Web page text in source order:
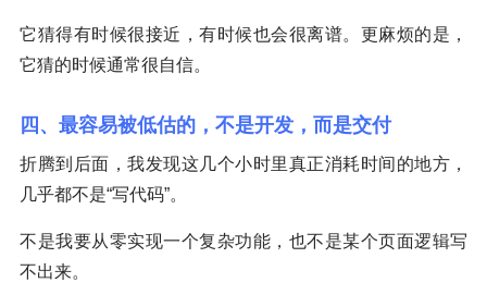
它猜得有时候很接近，有时候也会很离谱。更麻烦的是，
它猜的时候通常很自信。
四、最容易被低估的，不是开发，而是交付
折腾到后面，我发现这几个小时里真正消耗时间的地方，
几乎都不是“写代码”。
不是我要从零实现一个复杂功能，也不是某个页面逻辑写
不出来。